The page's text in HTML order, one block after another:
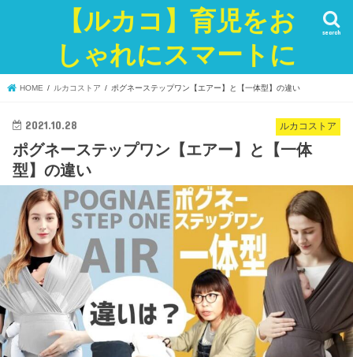
【ルカコ】育児をお
しゃれにスマートに
search
HOME ルカコストア ポグネーステップワン【エアー】と【一体型】の違い
ルカコストア
2021.10.28
ポグネーステップワン【エアー】と【一体
型】の違い